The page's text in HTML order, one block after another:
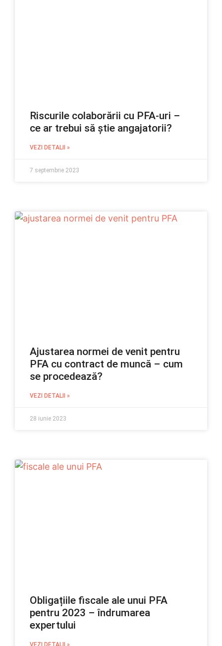
Riscurile colaborării cu PFA-uri –
ce ar trebui să știe angajatorii?
VEZI DETALII »
7 septembrie 2023
Ajustarea normei de venit pentru
PFA cu contract de muncă – cum
se procedează?
VEZI DETALII »
28 iunie 2023
Obligațiile fiscale ale unui PFA
pentru 2023 – îndrumarea
expertului
VEZI DETALII »